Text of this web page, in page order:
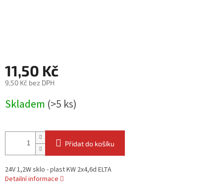
11,50 Kč
9,50 Kč bez DPH
cena:
Skladem (>5 ks)
Přidat do košíku
24V 1,2W sklo - plast KW 2x4,6d ELTA
Detailní informace